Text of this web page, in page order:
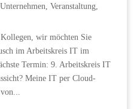
Unternehmen, Veranstaltung,
wir möchten Sie
im Arbeitskreis IT im
Termin: 9. Arbeitskreis IT
Meine IT per Cloud-